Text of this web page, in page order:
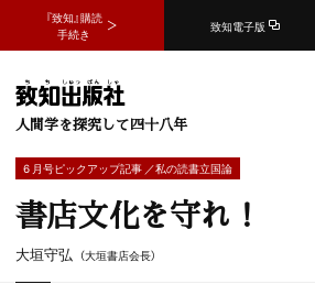
『致知』購読
手続き
致知電子版
人間学を探究して四十八年
6 月号ピックアップ記事 ／私の読書立国論
書店文化を守れ！
大垣守弘 （大垣書店会長）